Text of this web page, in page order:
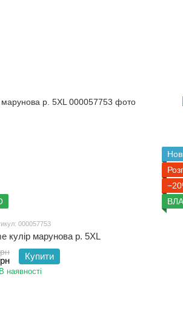
000057753
кулір марунова р. 5XL
Купити
В наявності